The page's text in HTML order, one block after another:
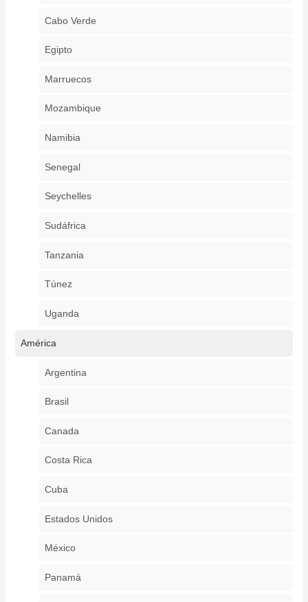
Cabo Verde
Egipto
Marruecos
Mozambique
Namibia
Senegal
Seychelles
Sudáfrica
Tanzania
Túnez
Uganda
América
Argentina
Brasil
Canada
Costa Rica
Cuba
Estados Unidos
México
Panamá